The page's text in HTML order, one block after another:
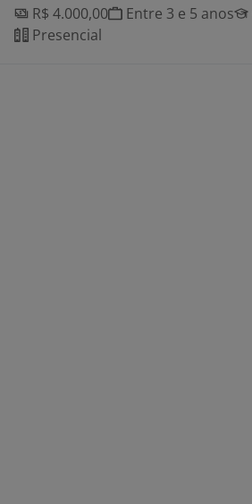
R$ 4.000,00
Entre 3 e 5 anos
Presencial